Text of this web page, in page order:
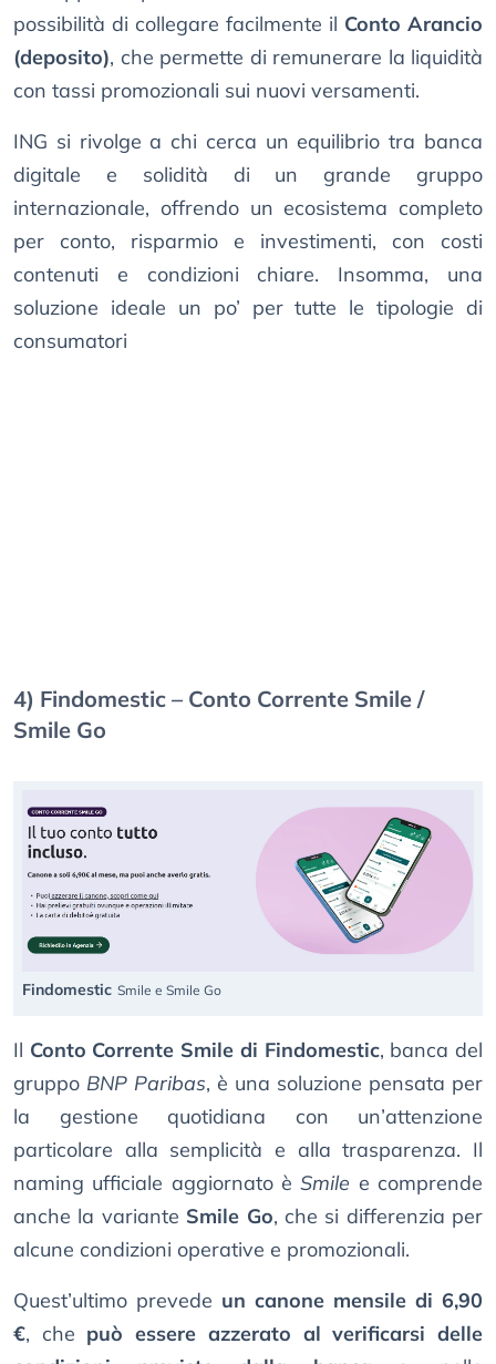
possibilità di collegare facilmente il Conto Arancio
(deposito), che permette di remunerare la liquidità
con tassi promozionali sui nuovi versamenti.
ING si rivolge a chi cerca un equilibrio tra banca
digitale e solidità di un grande gruppo
internazionale, offrendo un ecosistema completo
per conto, risparmio e investimenti, con costi
contenuti e condizioni chiare. Insomma, una
soluzione ideale un po’ per tutte le tipologie di
consumatori
4) Findomestic – Conto Corrente Smile /
Smile Go
Findomestic Smile e Smile Go
Il Conto Corrente Smile di Findomestic, banca del
gruppo BNP Paribas, è una soluzione pensata per
la gestione quotidiana con un’attenzione
particolare alla semplicità e alla trasparenza. Il
naming ufficiale aggiornato èSmile e comprende
anche la variante Smile Go, che si differenzia per
alcune condizioni operative e promozionali.
Quest’ultimo prevede un canone mensile di 6,90
€, che può essere azzerato al verificarsi delle